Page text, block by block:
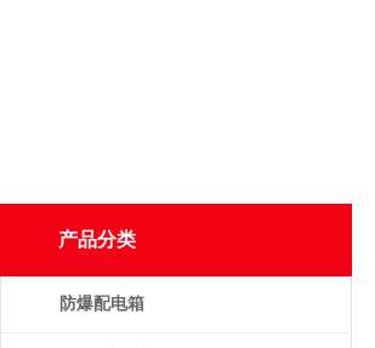
产品分类
防爆配电箱